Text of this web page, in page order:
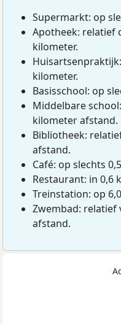
Supermarkt: op
Apotheek: relatief
kilometer.
kilometer.
Basisschool: op
Middelbare
kilometer afstand.
Bibliotheek:
afstand.
Café: op slechts
Restaurant: in 0,6
Treinstation: op
Zwembad: relatief
afstand.